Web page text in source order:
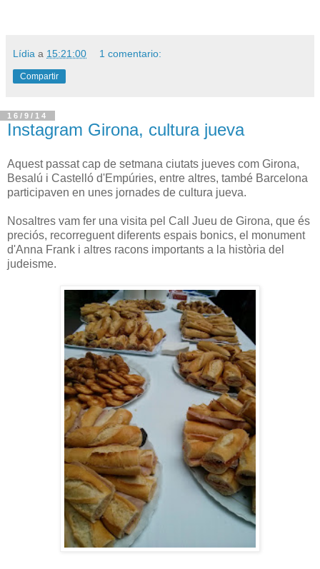
Lídia a 15:21:00 1 comentario:
Compartir
16/9/14
Instagram Girona, cultura jueva
Aquest passat cap de setmana ciutats jueves com Girona,
Besalú i Castelló d'Empúries, entre altres, també Barcelona
participaven en unes jornades de cultura jueva.
Nosaltres vam fer una visita pel Call Jueu de Girona, que és
preciós, recorreguent diferents espais bonics, el monument
d'Anna Frank i altres racons importants a la història del
judeisme.